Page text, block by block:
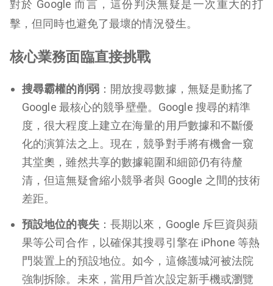
對於 Google 而言，這份判決無疑是一次重大的打
擊，但同時也避免了最壞的情況發生。
核心業務面臨直接挑戰
搜尋霸權的削弱：開放搜尋數據，無疑是動搖了
Google 最核心的競爭壁壘。Google 搜尋的精準
度，很大程度上建立在海量的用戶數據和不斷優
化的演算法之上。現在，競爭對手將有機會一窺
其堂奧，雖然共享的數據範圍和細節仍有待釐
清，但這無疑會縮小競爭者與 Google 之間的技術
差距。
預設地位的喪失：長期以來，Google 斥巨資與蘋
果等公司合作，以確保其搜尋引擎在 iPhone 等熱
門裝置上的預設地位。如今，這條護城河被法院
強制拆除。未來，當用戶首次設定新手機或瀏覽